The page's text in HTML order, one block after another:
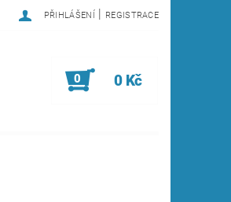
PŘIHLÁŠENÍ | REGISTRACE
0 0 Kč